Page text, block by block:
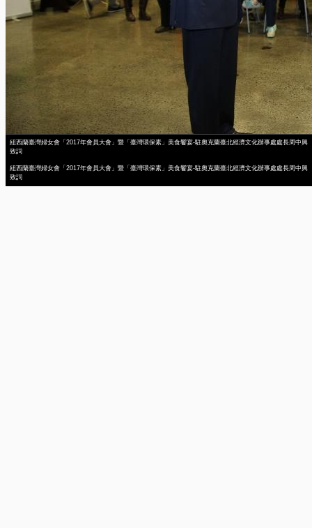
紐西蘭臺灣婦女會「2017年會員大會」暨「臺灣環保素」美食饗宴-駐奧克蘭臺北經濟文化辦事處處長周中興
致詞
紐西蘭臺灣婦女會「2017年會員大會」暨「臺灣環保素」美食饗宴-駐奧克蘭臺北經濟文化辦事處處長周中興
致詞